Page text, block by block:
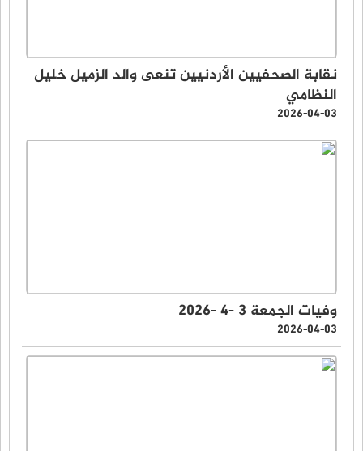
نقابة الصحفيين الأردنيين تنعى والد الزميل خليل
النظامي
2026-04-03
وفيات الجمعة 3 -4 -2026
2026-04-03